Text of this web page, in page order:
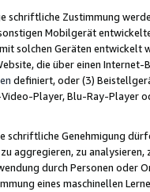
schriftliche Zustimmung
Mobilgerät
solchen Geräten
die über einen
definiert, oder (3)
Player, Blu-Ray-Player
schriftliche Genehmigung
aggregieren, zu
durch Personen
eines maschinellen